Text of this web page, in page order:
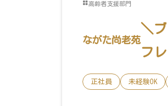
高齢者支援部門
ながた尚老苑
＼
フ
正社員 未経験OK